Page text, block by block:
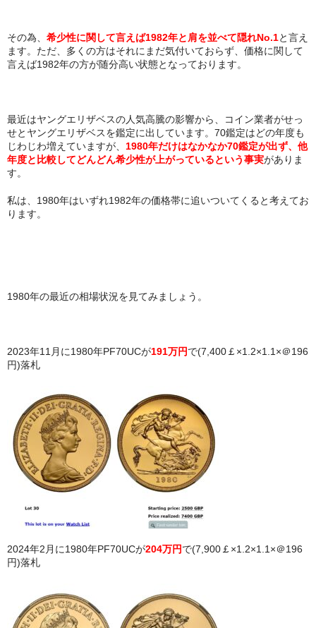
その為、 希少性に関して言えば1982年と肩を並べて隠れNo.1と言え
ます。ただ、多くの方はそれにまだ気付いておらず、価格に関して
言えば1982年の方が随分高い状態となっております。
最近はヤングエリザベスの人気高騰の影響から、コイン業者がせっ
せとヤングエリザベスを鑑定に出しています。70鑑定はどの年度も
じわじわ増えていますが、 1980年だけはなかなか70鑑定が出ず、他
年度と比較してどんどん希少性が上がっているという事実がありま
す。
私は、1980年はいずれ1982年の価格帯に追いついてくると考えてお
ります。
1980年の最近の相場状況を見てみましょう。
2023年11月に1980年PF70UCが191万円で(7,400￡×1.2×1.1×＠196
円)落札
2024年2月に1980年PF70UCが204万円で(7,900￡×1.2×1.1×＠196
円)落札